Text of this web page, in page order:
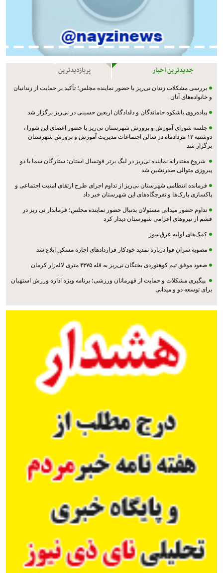
جدیدترین اخبار پربازدیدترین
بررسی مشکلات زندان نی‌ریز با حضور نماینده مجلس؛ تأکید بر حمایت از زندانیان
و خانواده‌های آنان
پیاده‌روی باشکوه جاماندگان و دلدادگان اربعین حسینی در نی‌ریز برگزار شد
جلسه شورای آموزش و پرورش شهرستان نی‌ریز با حضور اعضای این شورا ،
دوشنبه ۱۲ مردادماه در سالن اجتماعات مدیریت آموزش و پرورش شهرستان
برگزار شد
شروع مقتدرانه نماینده نی‌ریز در لیگ برتر فوتسال استان؛ ستارگان سما با دو
پیروزی متوالی صدرنشین شد
فرمانده انتظامی شهرستان نی‌ریز از تداوم اجرای طرح ارتقای امنیت اجتماعی و
پاکسازی پارک‌ها و تفرجگاه‌های این شهرستان خبر داد
تداوم حضور میدانی مسئولان بدنبال حضور نماینده مجلس؛ فرماندار نی ریز در
قشم از نیروهای اعزامی شهرستان دیدار کرد
کمک‌های اولیه عرق‌سوز
مصوبه سران قوا درباره تمدید خودکار قراردادهای اجاره مسکن ابلاغ شد
صعود موفق تیم کوهنوردی بختگان نی‌ریز به قله ۴۳۷۵ متری لاله‌زار کرمان
پیگیری مشکلات و حمایت از قهرمانان ورزشی؛ برنامه ویژه اداره ورزش استهبان
برای توسعه دو و میدانی